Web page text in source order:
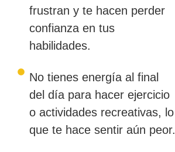
frustran y te hacen perder
confianza en tus
habilidades.
No tienes energía al final
del día para hacer ejercicio
o actividades recreativas, lo
que te hace sentir aún peor.